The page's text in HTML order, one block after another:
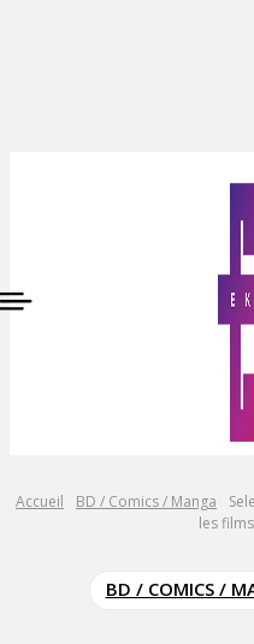
Accueil BD / Comics / Manga
les
BD / COMICS /